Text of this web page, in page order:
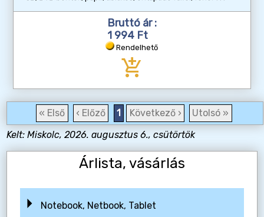
Bruttó ár :
1 994 Ft
Rendelhető
add_shopping_cart
« Első ‹ Előző 1 Következő ›
Utolsó »
Kelt: Miskolc, 2026. augusztus 6., csütörtök
Árlista, vásárlás
Notebook, Netbook, Tablet